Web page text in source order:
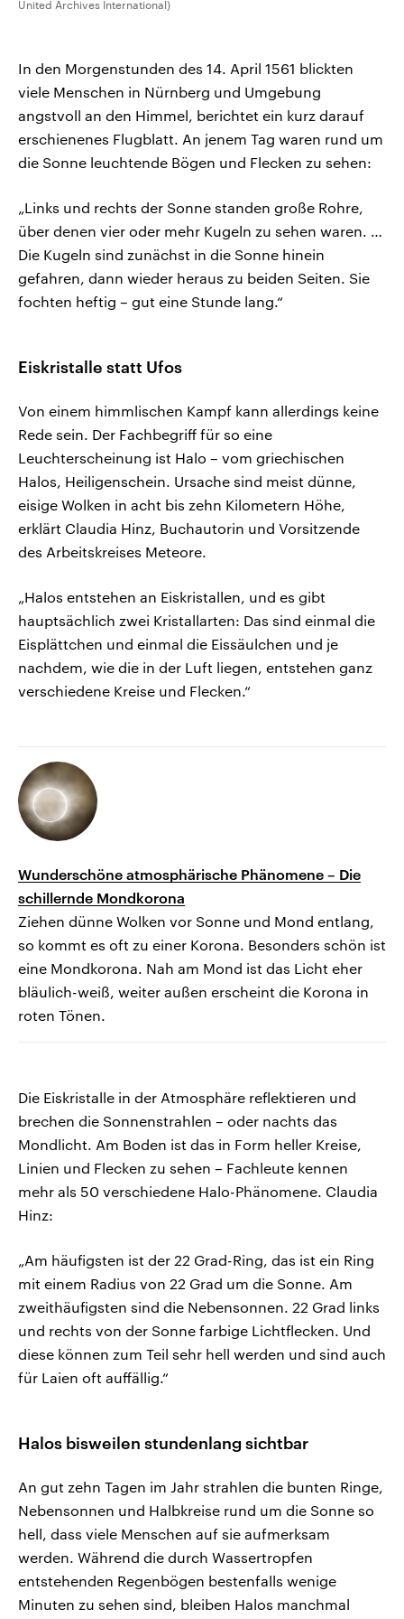
United Archives International)
In den Morgenstunden des 14. April 1561 blickten
viele Menschen in Nürnberg und Umgebung
angstvoll an den Himmel, berichtet ein kurz darauf
erschienenes Flugblatt. An jenem Tag waren rund um
die Sonne leuchtende Bögen und Flecken zu sehen:
„Links und rechts der Sonne standen große Rohre,
über denen vier oder mehr Kugeln zu sehen waren. …
Die Kugeln sind zunächst in die Sonne hinein
gefahren, dann wieder heraus zu beiden Seiten. Sie
fochten heftig – gut eine Stunde lang.“
Eiskristalle statt Ufos
Von einem himmlischen Kampf kann allerdings keine
Rede sein. Der Fachbegriff für so eine
Leuchterscheinung ist Halo – vom griechischen
Halos, Heiligenschein. Ursache sind meist dünne,
eisige Wolken in acht bis zehn Kilometern Höhe,
erklärt Claudia Hinz, Buchautorin und Vorsitzende
des Arbeitskreises Meteore.
„Halos entstehen an Eiskristallen, und es gibt
hauptsächlich zwei Kristallarten: Das sind einmal die
Eisplättchen und einmal die Eissäulchen und je
nachdem, wie die in der Luft liegen, entstehen ganz
verschiedene Kreise und Flecken.“
Wunderschöne atmosphärische Phänomene – Die
schillernde Mondkorona
Ziehen dünne Wolken vor Sonne und Mond entlang,
so kommt es oft zu einer Korona. Besonders schön ist
eine Mondkorona. Nah am Mond ist das Licht eher
bläulich-weiß, weiter außen erscheint die Korona in
roten Tönen.
Die Eiskristalle in der Atmosphäre reflektieren und
brechen die Sonnenstrahlen – oder nachts das
Mondlicht. Am Boden ist das in Form heller Kreise,
Linien und Flecken zu sehen – Fachleute kennen
mehr als 50 verschiedene Halo-Phänomene. Claudia
Hinz:
„Am häufigsten ist der 22 Grad-Ring, das ist ein Ring
mit einem Radius von 22 Grad um die Sonne. Am
zweithäufigsten sind die Nebensonnen. 22 Grad links
und rechts von der Sonne farbige Lichtflecken. Und
diese können zum Teil sehr hell werden und sind auch
für Laien oft auffällig.“
Halos bisweilen stundenlang sichtbar
An gut zehn Tagen im Jahr strahlen die bunten Ringe,
Nebensonnen und Halbkreise rund um die Sonne so
hell, dass viele Menschen auf sie aufmerksam
werden. Während die durch Wassertropfen
entstehenden Regenbögen bestenfalls wenige
Minuten zu sehen sind, bleiben Halos manchmal